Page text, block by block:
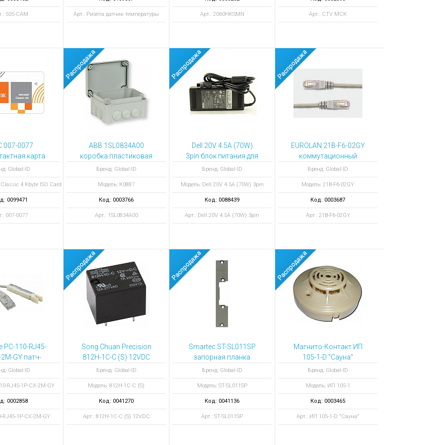
505-CAM Арт.: Риэлта датчик температуры Арт.: 2060HKSMN Арт.: CTV МСК
007-0077
карта
Classic 4 Kbyte
(7byte UID) на
S70
Global-ID
4 Kbyte ISO Card
0099471
007-0077
ABB 1SL0834A00
коробка пластиковая
с сальниками К0887
Бренд: Global-ID
Модель: К0887
Код: 0003766
Арт.: 1SL0834A00
Dell 20V 4.5A (70W)
3pin блок питания для
ноутбука
Бренд: Global-ID
Модель: Dell 20V 4.5A (70W) 3pin
Код: 0088439
Арт.: Dell 20V 4.5A (70W) 3pin
EUROLAN 21B-F6-02GY
коммутационный
шнур 6 FTP 2,0 м
Бренд: Global-ID
Модель: 21B-F6-02GY
Код: 0003687
Арт.: 21B-F6-02GY
PC-110-RJ45-
GY патч-
тип-RJ45, 1
2 м
Global-ID
RJ45-1P-CX-2M-GY
0002858
RJ45-1P-CX-2M-GY
Song Chuan Precision
812H-1C-C (S) 12VDC
реле
Бренд: Global-ID
Модель: 812H-1C-C (S)
Код: 0041270
Арт.: 812H-1C-C (S) 12VDC
Smartec ST-SL011SP
запорная планка
короткая, цвет серый
Бренд: Global-ID
Модель: ST-SL011SP
Код: 0041136
Арт.: ST-SL011SP
Магнито-Контакт ИП
105-1-D "Сауна"
извещатель
пожарный тепловой
Бренд: Global-ID
Модель: ИП 105-1
Код: 0003465
Арт.: ИП 105-1-D "Сауна"